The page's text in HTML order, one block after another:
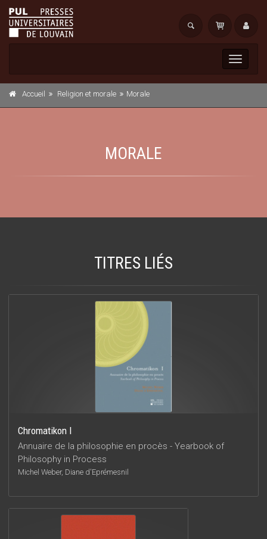
Toggle
Accueil Religion et morale Morale
MORALE
TITRES LIÉS
Chromatikon I
Annuaire de la philosophie en procès - Yearbook of
Philosophy in Process
Michel Weber, Diane d'Eprémesnil